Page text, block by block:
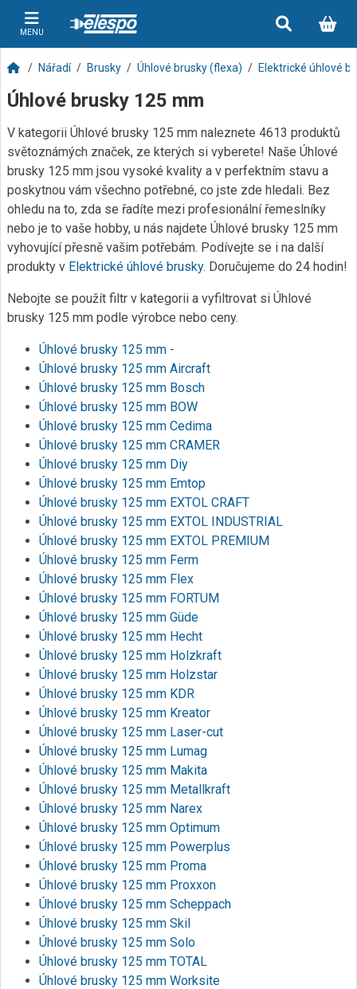
MENU
Nářadí Brusky Úhlové brusky (flexa) Elektrické úhlové
Úhlové brusky 125 mm
V kategorii Úhlové brusky 125 mm naleznete 4613 produktů
světoznámých značek, ze kterých si vyberete! Naše Úhlové
brusky 125 mm jsou vysoké kvality a v perfektním stavu a
poskytnou vám všechno potřebné, co jste zde hledali. Bez
ohledu na to, zda se řadíte mezi profesionální řemeslníky
nebo je to vaše hobby, u nás najdete Úhlové brusky 125 mm
vyhovující přesně vašim potřebám. Podívejte se i na další
produkty v Elektrické úhlové brusky. Doručujeme do 24 hodin!
Nebojte se použít filtr v kategorii a vyfiltrovat si Úhlové
brusky 125 mm podle výrobce nebo ceny.
Úhlové brusky 125 mm -
Úhlové brusky 125 mm Aircraft
Úhlové brusky 125 mm Bosch
Úhlové brusky 125 mm BOW
Úhlové brusky 125 mm Cedima
Úhlové brusky 125 mm CRAMER
Úhlové brusky 125 mm Diy
Úhlové brusky 125 mm Emtop
Úhlové brusky 125 mm EXTOL CRAFT
Úhlové brusky 125 mm EXTOL INDUSTRIAL
Úhlové brusky 125 mm EXTOL PREMIUM
Úhlové brusky 125 mm Ferm
Úhlové brusky 125 mm Flex
Úhlové brusky 125 mm FORTUM
Úhlové brusky 125 mm Güde
Úhlové brusky 125 mm Hecht
Úhlové brusky 125 mm Holzkraft
Úhlové brusky 125 mm Holzstar
Úhlové brusky 125 mm KDR
Úhlové brusky 125 mm Kreator
Úhlové brusky 125 mm Laser-cut
Úhlové brusky 125 mm Lumag
Úhlové brusky 125 mm Makita
Úhlové brusky 125 mm Metallkraft
Úhlové brusky 125 mm Narex
Úhlové brusky 125 mm Optimum
Úhlové brusky 125 mm Powerplus
Úhlové brusky 125 mm Proma
Úhlové brusky 125 mm Proxxon
Úhlové brusky 125 mm Scheppach
Úhlové brusky 125 mm Skil
Úhlové brusky 125 mm Solo
Úhlové brusky 125 mm TOTAL
Úhlové brusky 125 mm Worksite